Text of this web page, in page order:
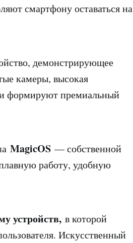
смартфону оставаться на
демонстрирующее
камеры, высокая
формируют премиальный
MagicOS — собственной
работу, удобную
устройств, в которой
Искусственный